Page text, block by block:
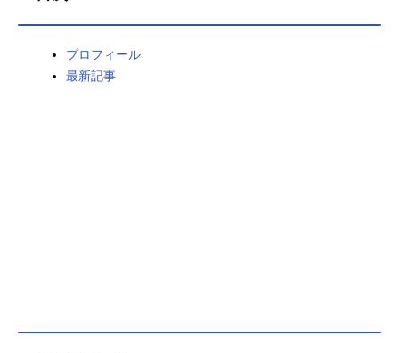
春アニメ
男性声優/女性声優一覧
プロフィール
最新記事